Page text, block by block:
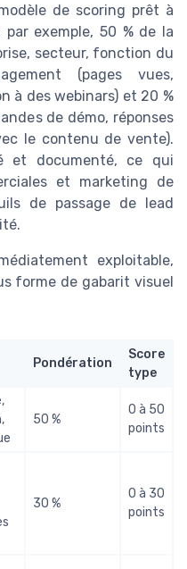
de scoring prêt à
par exemple, 50 % de la
secteur, fonction du
(pages vues,
à des webinars) et 20 %
de démo, réponses
le contenu de vente).
et documenté, ce qui
et marketing de
de passage de lead
exploitable,
forme de gabarit visuel
Pondération
Score
type
50 %
0 à 50
points
30 %
0 à 30
points